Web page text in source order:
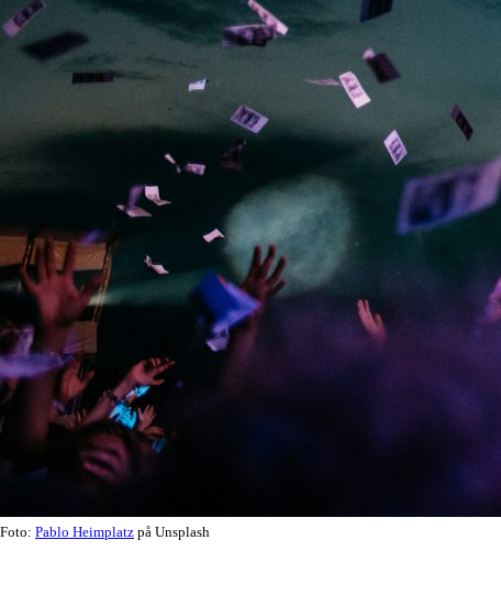
Foto: Pablo Heimplatz på Unsplash